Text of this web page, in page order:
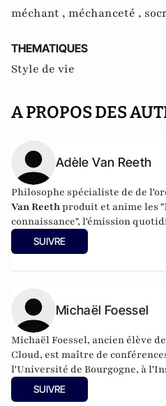
méchant , méchanceté ,
THEMATIQUES
Style de vie
A PROPOS DES
Adèle Van Reeth
Philosophe spécialiste de de
Van Reethproduit et anime les
connaissance", l'émission
France Culture. Elle est
l'émission "Le Cercle" sur Canal
SUIVRE
Michaël Foessel
Michaël Foessel, ancien élève
Cloud, est maître de
l'Université de Bourgogne, à
commentateur d'Emmanuel
également conseiller de la
SUIVRE